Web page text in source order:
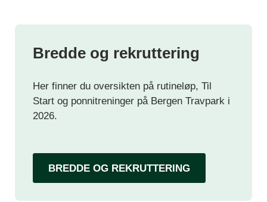
Bredde og rekruttering
Her finner du oversikten på rutineløp, Til
Start og ponnitreninger på Bergen Travpark i
2026.
BREDDE OG REKRUTTERING